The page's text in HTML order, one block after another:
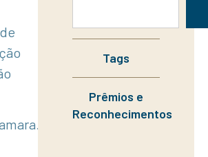
noticias
Tags
Prêmios e
Reconhecimentos